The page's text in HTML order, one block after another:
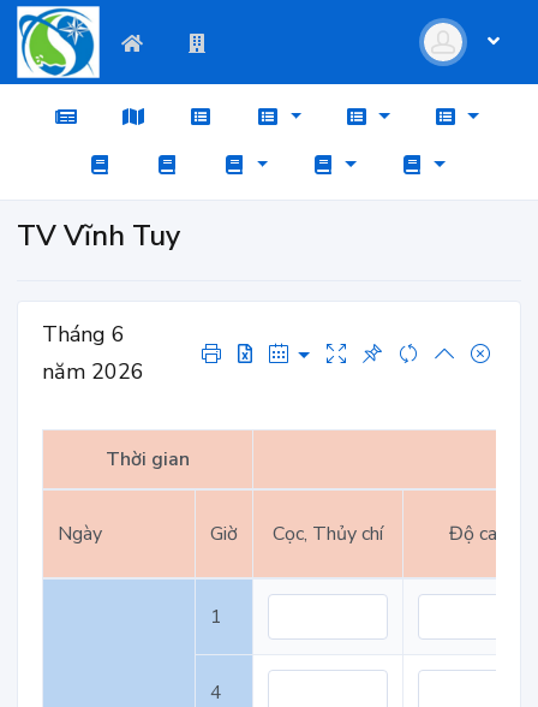
TV Vĩnh Tuy
Tháng 6
năm 2026
Thời gian
Ngày Giờ Cọc, Thủy chí Độ cao
1
4